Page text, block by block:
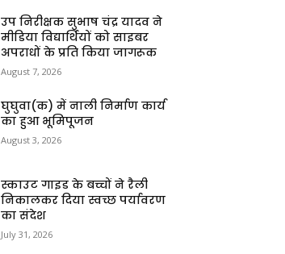
उप निरीक्षक सुभाष चंद्र यादव ने
मीडिया विद्यार्थियों को साइबर
अपराधों के प्रति किया जागरूक
August 7, 2026
घुघुवा(क) में नाली निर्माण कार्य
का हुआ भूमिपूजन
August 3, 2026
स्काउट गाइड के बच्चों ने रैली
निकालकर दिया स्वच्छ पर्यावरण
का संदेश
July 31, 2026